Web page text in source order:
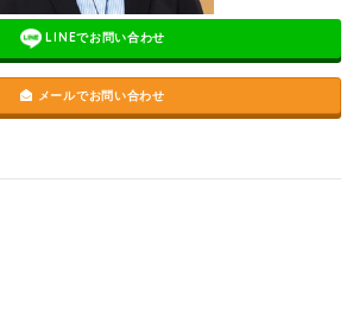
LINEでお問い合わせ
メールでお問い合わせ